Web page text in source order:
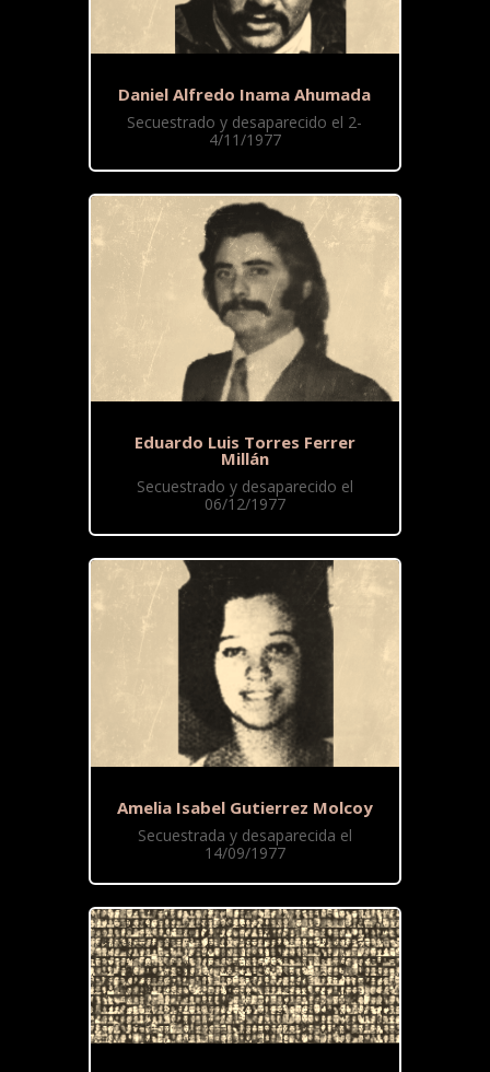
Daniel Alfredo Inama Ahumada
Secuestrado y desaparecido el 2-
4/11/1977
Eduardo Luis Torres Ferrer
Millán
Secuestrado y desaparecido el
06/12/1977
Amelia Isabel Gutierrez Molcoy
Secuestrada y desaparecida el
14/09/1977